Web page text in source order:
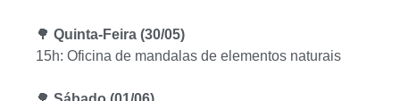
🌳 Quinta-Feira (30/05)
15h: Oficina de mandalas de elementos naturais